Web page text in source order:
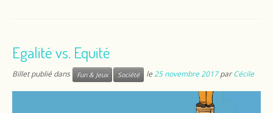
Egalité vs. Equité
Billet publié dans Fun & Jeux Société le25 novembre 2017 parCécile